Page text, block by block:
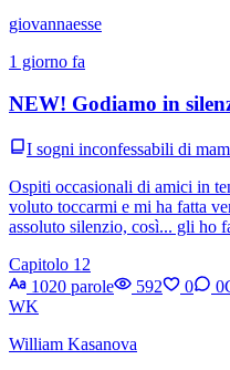
giovannaesse
1 giorno fa
NEW! Godiamo in
I sogni inconfessabili di
Ospiti occasionali di amici in
voluto toccarmi e mi ha fatta
assoluto silenzio, così... gli ho
Capitolo 12
1020 parole
592 0 0
WK
William Kasanova